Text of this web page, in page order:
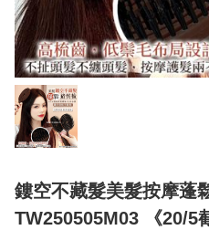
鏤空不藏髮美髮按摩蓬
TW250505M03 《20/5